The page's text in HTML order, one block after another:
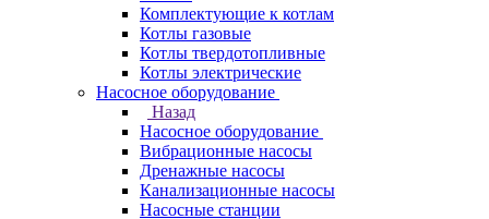
Комплектующие к котлам
Котлы газовые
Котлы твердотопливные
Котлы электрические
Насосное оборудование
Назад
Насосное оборудование
Вибрационные насосы
Дренажные насосы
Канализационные насосы
Насосные станции